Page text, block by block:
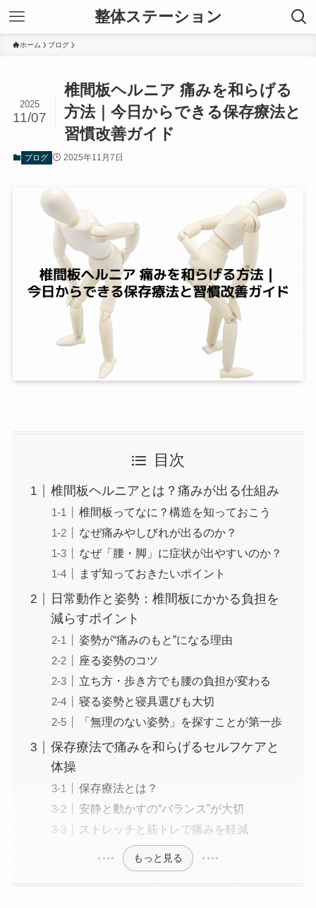
整体ステーション
ホーム ブログ
椎間板ヘルニア 痛みを和らげる
方法｜今日からできる保存療法と
習慣改善ガイド
2025
11/07
ブログ 2025年11月7日
目次
椎間板ヘルニアとは？痛みが出る仕組み
椎間板ってなに？構造を知っておこう
なぜ痛みやしびれが出るのか？
なぜ「腰・脚」に症状が出やすいのか？
まず知っておきたいポイント
日常動作と姿勢：椎間板にかかる負担を
減らすポイント
姿勢が“痛みのもと”になる理由
座る姿勢のコツ
立ち方・歩き方でも腰の負担が変わる
寝る姿勢と寝具選びも大切
「無理のない姿勢」を探すことが第一歩
保存療法で痛みを和らげるセルフケアと
体操
保存療法とは？
安静と動かすの“バランス”が大切
ストレッチと筋トレで痛みを軽減
もっと見る